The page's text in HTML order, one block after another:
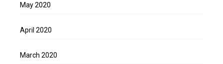
May 2020
April 2020
March 2020